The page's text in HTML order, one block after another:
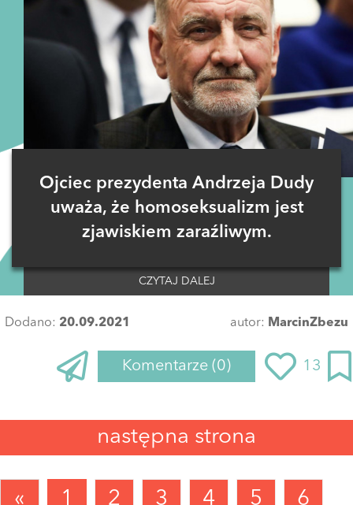
Ojciec prezydenta Andrzeja Dudy
uważa, że homoseksualizm jest
zjawiskiem zaraźliwym.
CZYTAJ DALEJ
Dodano: 20.09.2021 autor: MarcinZbezu
Komentarze (0) 13
następna strona
« 1 2 3 4 5
6